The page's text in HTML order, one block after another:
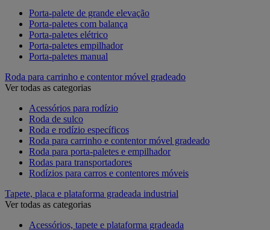
Porta-palete de grande elevação
Porta-paletes com balança
Porta-paletes elétrico
Porta-paletes empilhador
Porta-paletes manual
Roda para carrinho e contentor móvel gradeado
Ver todas as categorias
Acessórios para rodízio
Roda de sulco
Roda e rodízio específicos
Roda para carrinho e contentor móvel gradeado
Roda para porta-paletes e empilhador
Rodas para transportadores
Rodízios para carros e contentores móveis
Tapete, placa e plataforma gradeada industrial
Ver todas as categorias
Acessórios, tapete e plataforma gradeada